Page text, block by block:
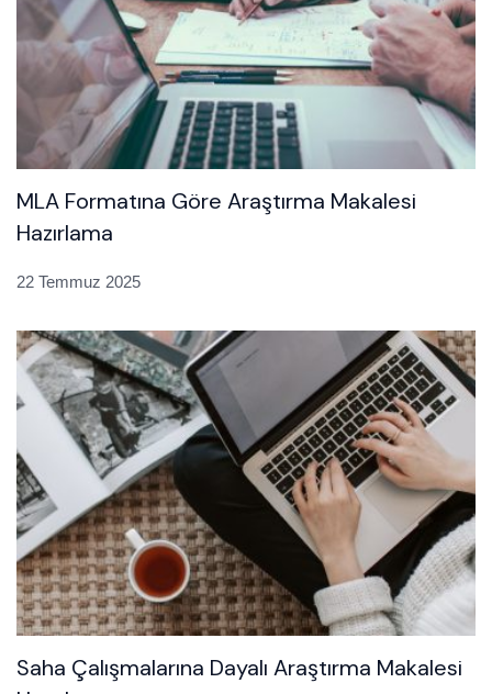
MLA Formatına Göre Araştırma Makalesi
Hazırlama
22 Temmuz 2025
Saha Çalışmalarına Dayalı Araştırma Makalesi